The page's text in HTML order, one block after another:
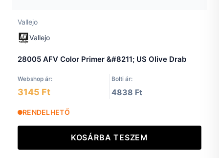
Vallejo
Vallejo
28005 AFV Color Primer &#8211; US Olive Drab
Webshop ár: Bolti ár:
3145 Ft 4838 Ft
RENDELHETŐ
KOSÁRBA TESZEM